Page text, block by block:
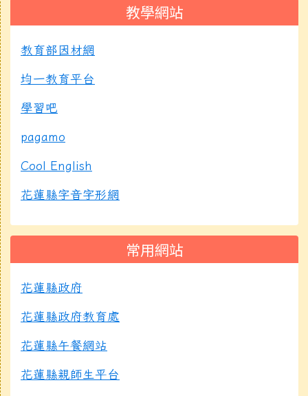
教學網站
教育部因材網
均一教育平台
學習吧
pagamo
Cool English
花蓮縣字音字形網
常用網站
花蓮縣政府
花蓮縣政府教育處
花蓮縣午餐網站
花蓮縣親師生平台